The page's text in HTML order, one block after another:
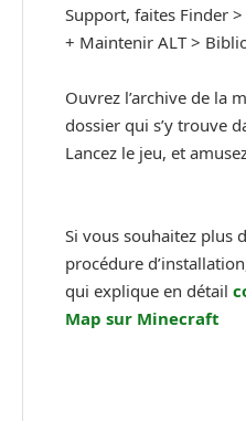
Support, faites Finder
+ Maintenir ALT >
Ouvrez l’archive de la
dossier qui s’y trouve
Lancez le jeu, et
Si vous souhaitez plus
procédure
qui explique en détail
Map sur Minecraft